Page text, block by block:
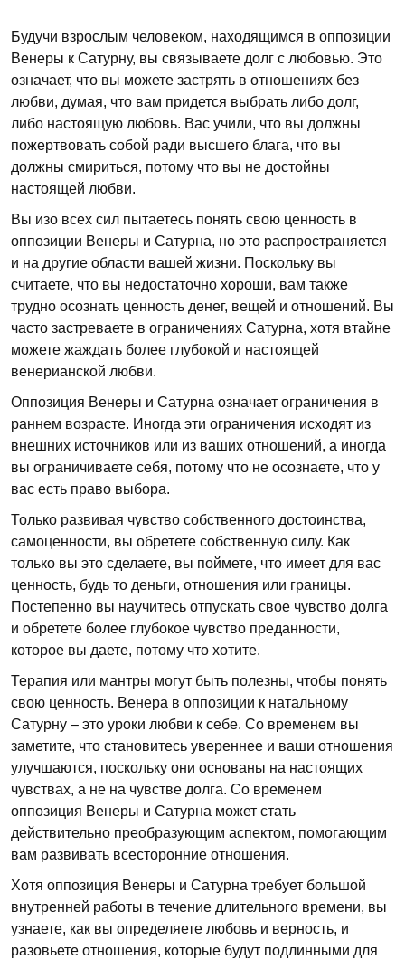
Будучи взрослым человеком, находящимся в оппозиции
Венеры к Сатурну, вы связываете долг с любовью. Это
означает, что вы можете застрять в отношениях без
любви, думая, что вам придется выбрать либо долг,
либо настоящую любовь. Вас учили, что вы должны
пожертвовать собой ради высшего блага, что вы
должны смириться, потому что вы не достойны
настоящей любви.
Вы изо всех сил пытаетесь понять свою ценность в
оппозиции Венеры и Сатурна, но это распространяется
и на другие области вашей жизни. Поскольку вы
считаете, что вы недостаточно хороши, вам также
трудно осознать ценность денег, вещей и отношений. Вы
часто застреваете в ограничениях Сатурна, хотя втайне
можете жаждать более глубокой и настоящей
венерианской любви.
Оппозиция Венеры и Сатурна означает ограничения в
раннем возрасте. Иногда эти ограничения исходят из
внешних источников или из ваших отношений, а иногда
вы ограничиваете себя, потому что не осознаете, что у
вас есть право выбора.
Только развивая чувство собственного достоинства,
самоценности, вы обретете собственную силу. Как
только вы это сделаете, вы поймете, что имеет для вас
ценность, будь то деньги, отношения или границы.
Постепенно вы научитесь отпускать свое чувство долга
и обретете более глубокое чувство преданности,
которое вы даете, потому что хотите.
Терапия или мантры могут быть полезны, чтобы понять
свою ценность. Венера в оппозиции к натальному
Сатурну – это уроки любви к себе. Со временем вы
заметите, что становитесь увереннее и ваши отношения
улучшаются, поскольку они основаны на настоящих
чувствах, а не на чувстве долга. Со временем
оппозиция Венеры и Сатурна может стать
действительно преобразующим аспектом, помогающим
вам развивать всесторонние отношения.
Хотя оппозиция Венеры и Сатурна требует большой
внутренней работы в течение длительного времени, вы
узнаете, как вы определяете любовь и верность, и
разовьете отношения, которые будут подлинными для